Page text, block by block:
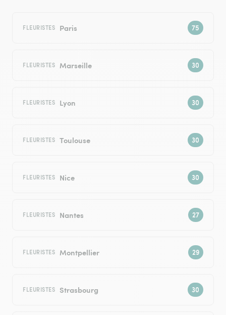
FLEURISTES Paris
FLEURISTES Marseille
FLEURISTES Lyon
FLEURISTES Toulouse
FLEURISTES Nice
FLEURISTES Nantes
FLEURISTES Montpellier
FLEURISTES Strasbourg